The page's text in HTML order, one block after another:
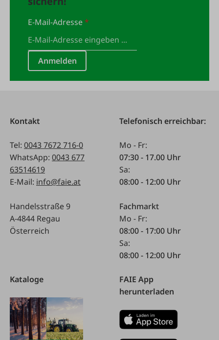
E-Mail-Adresse*
Anmelden
Kontakt
Tel: 0043 7672 716-0
WhatsApp: 0043 677
63514619
E-Mail: info@faie.at
Handelsstraße 9
A-4844 Regau
Österreich
Telefonisch erreichbar:
Mo - Fr:
07:30 - 17.00 Uhr
Sa:
08:00 - 12:00 Uhr
Fachmarkt
Mo - Fr:
08:00 - 17:00 Uhr
Sa:
08:00 - 12:00 Uhr
Kataloge
FAIE App
herunterladen